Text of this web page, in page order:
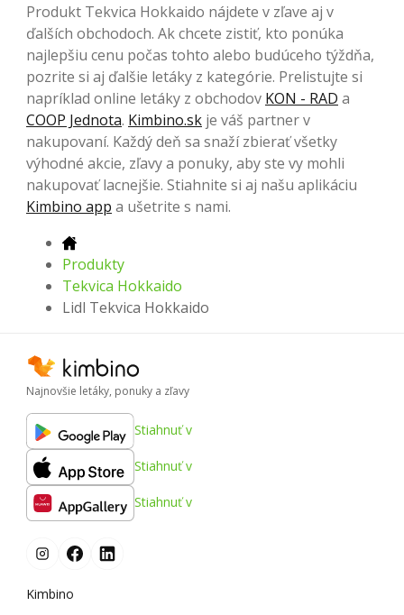
Produkt Tekvica Hokkaido nájdete v zľave aj v
ďalších obchodoch. Ak chcete zistiť, kto ponúka
najlepšiu cenu počas tohto alebo budúceho týždňa,
pozrite si aj ďalšie letáky z kategórie. Prelistujte si
napríklad online letáky z obchodov KON - RAD a
COOP Jednota. Kimbino.sk je váš partner v
nakupovaní. Každý deň sa snaží zbierať všetky
výhodné akcie, zľavy a ponuky, aby ste vy mohli
nakupovať lacnejšie. Stiahnite si aj našu aplikáciu
Kimbino app a ušetrite s nami.
Produkty
Tekvica Hokkaido
Lidl Tekvica Hokkaido
Najnovšie letáky, ponuky a zľavy
Stiahnuť v
Stiahnuť v
Stiahnuť v
Kimbino